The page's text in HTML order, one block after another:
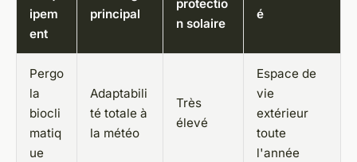
ipem
ent
principal
protectio
n solaire
é
Pergo
la
biocli
matiq
ue
Adaptabili
té totale à
la météo
Très
élevé
Espace de
vie
extérieur
toute
l'année